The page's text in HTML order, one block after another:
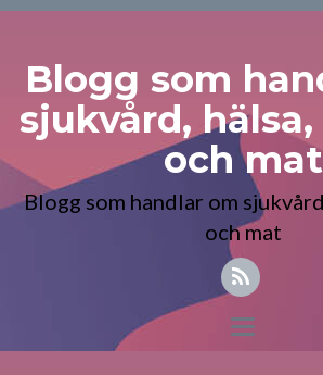
Blogg som
sjukvård,
och mat
Blogg som handlar om
och mat
Toggle